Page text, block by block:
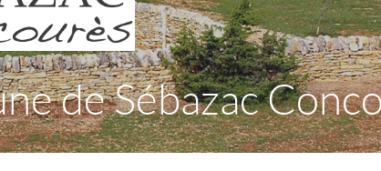
de Sébazac